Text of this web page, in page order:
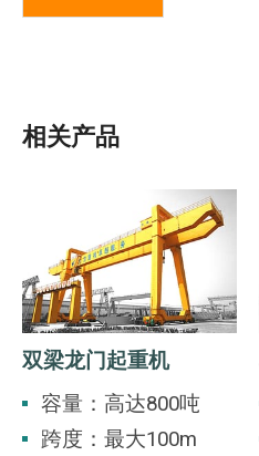
相关产品
双梁龙门起重机
容量：高达800吨
跨度：最大100m